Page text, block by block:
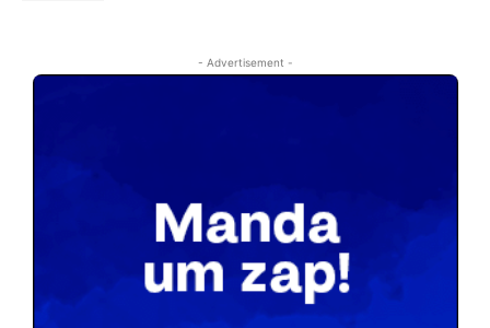
- Advertisement -